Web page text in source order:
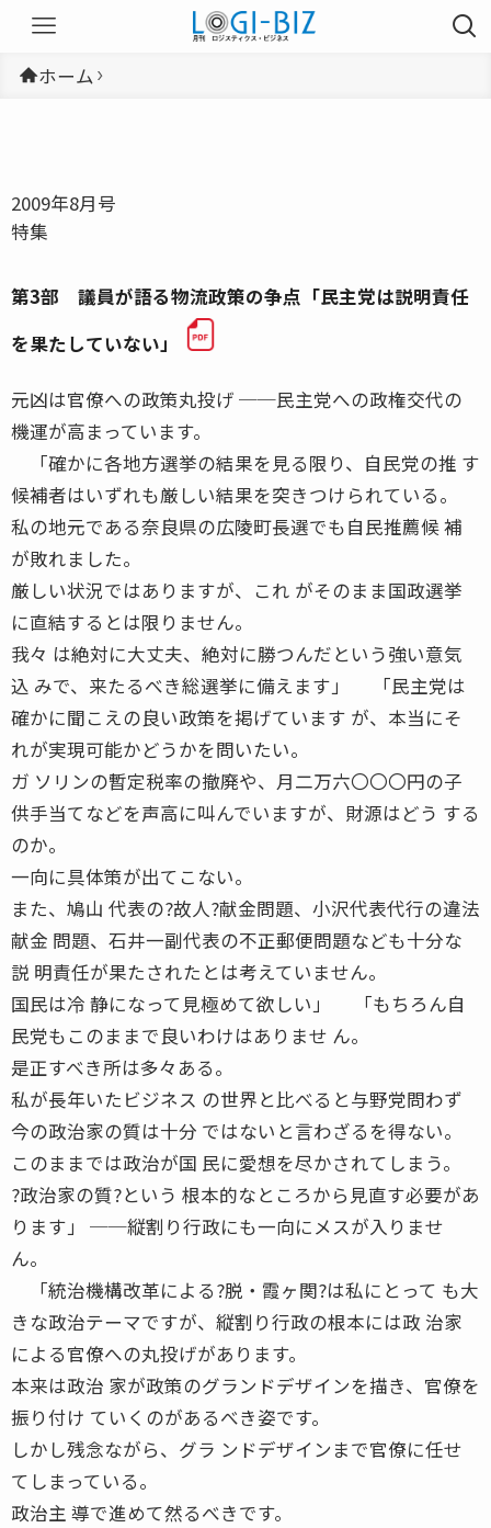
ホーム
2009年8月号
特集
第3部 議員が語る物流政策の争点「民主党は説明責任
を果たしていない」
元凶は官僚への政策丸投げ ──民主党への政権交代の
機運が高まっています。
「確かに各地方選挙の結果を見る限り、自民党の推 す
候補者はいずれも厳しい結果を突きつけられている。
私の地元である奈良県の広陵町長選でも自民推薦候 補
が敗れました。
厳しい状況ではありますが、これ がそのまま国政選挙
に直結するとは限りません。
我々 は絶対に大丈夫、絶対に勝つんだという強い意気
込 みで、来たるべき総選挙に備えます」 「民主党は
確かに聞こえの良い政策を掲げています が、本当にそ
れが実現可能かどうかを問いたい。
ガ ソリンの暫定税率の撤廃や、月二万六〇〇〇円の子
供手当てなどを声高に叫んでいますが、財源はどう する
のか。
一向に具体策が出てこない。
また、鳩山 代表の?故人?献金問題、小沢代表代行の違法
献金 問題、石井一副代表の不正郵便問題なども十分な
説 明責任が果たされたとは考えていません。
国民は冷 静になって見極めて欲しい」 「もちろん自
民党もこのままで良いわけはありませ ん。
是正すべき所は多々ある。
私が長年いたビジネス の世界と比べると与野党問わず
今の政治家の質は十分 ではないと言わざるを得ない。
このままでは政治が国 民に愛想を尽かされてしまう。
?政治家の質?という 根本的なところから見直す必要があ
ります」 ──縦割り行政にも一向にメスが入りませ
ん。
「統治機構改革による?脱・霞ヶ関?は私にとって も大
きな政治テーマですが、縦割り行政の根本には政 治家
による官僚への丸投げがあります。
本来は政治 家が政策のグランドデザインを描き、官僚を
振り付け ていくのがあるべき姿です。
しかし残念ながら、グラ ンドデザインまで官僚に任せ
てしまっている。
政治主 導で進めて然るべきです。